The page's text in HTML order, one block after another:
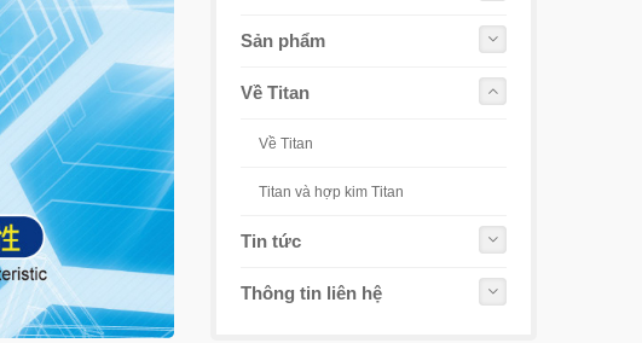
Sản phẩm
Về Titan
Về Titan
Titan và hợp kim Titan
Tin tức
Thông tin liên hệ